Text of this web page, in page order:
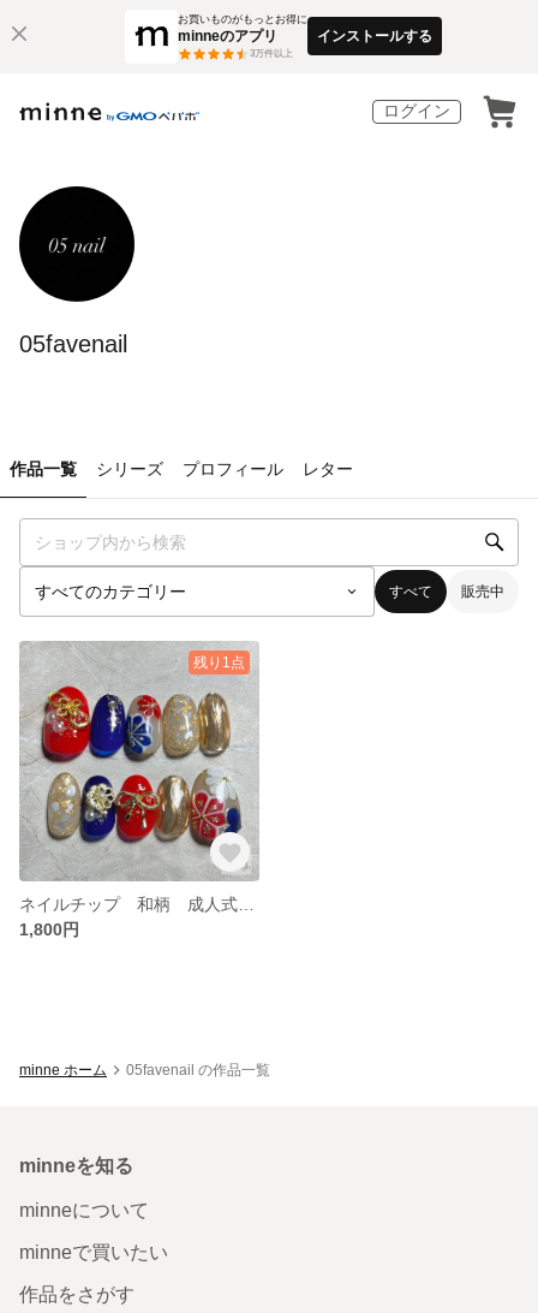
お買いものがもっとお得に
minneのアプリ
3万件以上
インストールする
ログイン
05favenail
作品一覧 シリーズ プロフィール レター
すべて 販売中
残り1点
1,800円
minne ホーム 05favenail の作品一覧
minneを知る
minneについて
minneで買いたい
作品をさがす